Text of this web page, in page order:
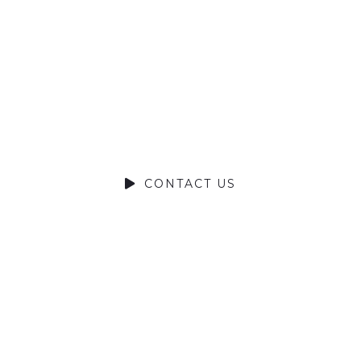
CONTACT US